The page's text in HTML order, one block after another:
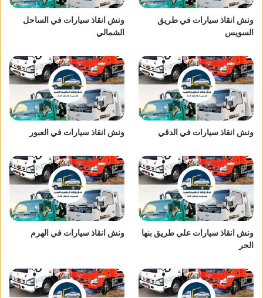
ونش انقاذ سيارات في طريق
السويس
ونش انقاذ سيارات في الساحل
الشمالي
ونش انقاذ سيارات في الدقي ونش انقاذ سيارات في العبور
ونش انقاذ سيارات علي طريق بنها
الحر
ونش انقاذ سيارات في الهرم